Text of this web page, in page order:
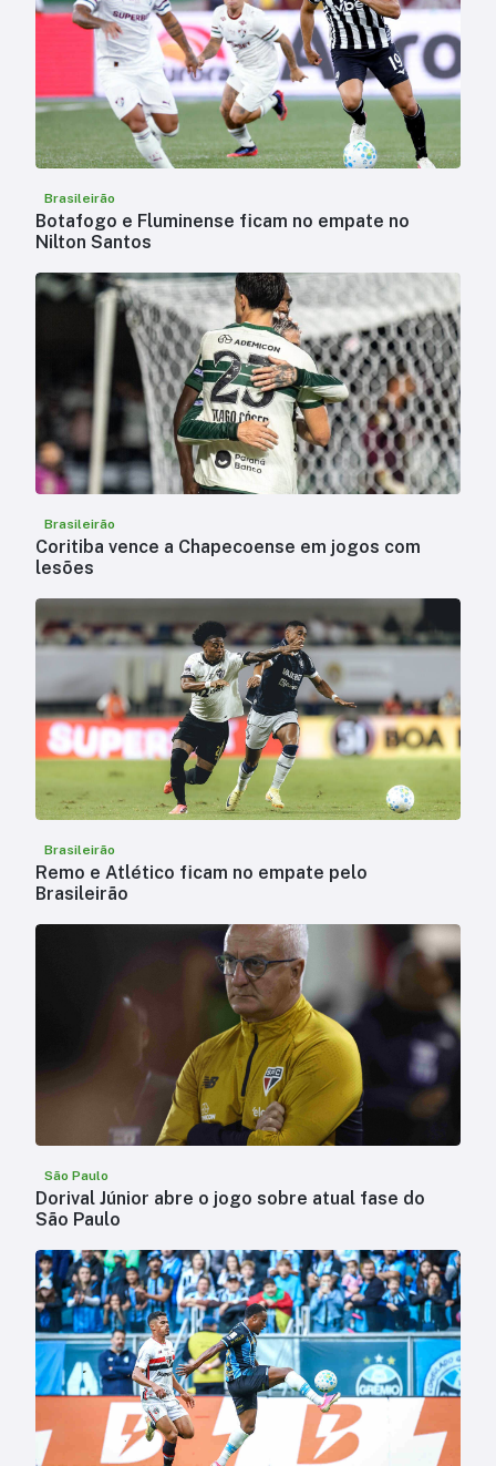
Brasileirão
Botafogo e Fluminense ficam no empate no
Nilton Santos
Brasileirão
Coritiba vence a Chapecoense em jogos com
lesões
Brasileirão
Remo e Atlético ficam no empate pelo
Brasileirão
São Paulo
Dorival Júnior abre o jogo sobre atual fase do
São Paulo